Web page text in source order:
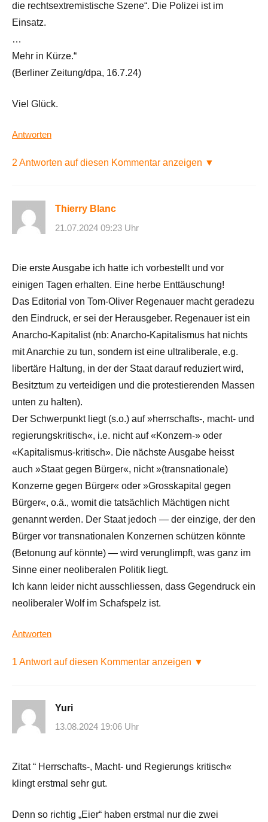
die rechtsextremistische Szene“. Die Polizei ist im
Einsatz.
…
Mehr in Kürze.“
(Berliner Zeitung/dpa, 16.7.24)
Viel Glück.
Antworten
2 Antworten auf diesen Kommentar anzeigen ▼
Thierry Blanc
21.07.2024 09:23 Uhr
Die erste Ausgabe ich hatte ich vorbestellt und vor
einigen Tagen erhalten. Eine herbe Enttäuschung!
Das Editorial von Tom-Oliver Regenauer macht geradezu
den Eindruck, er sei der Herausgeber. Regenauer ist ein
Anarcho-Kapitalist (nb: Anarcho-Kapitalismus hat nichts
mit Anarchie zu tun, sondern ist eine ultraliberale, e.g.
libertäre Haltung, in der der Staat darauf reduziert wird,
Besitztum zu verteidigen und die protestierenden Massen
unten zu halten).
Der Schwerpunkt liegt (s.o.) auf »herrschafts-, macht- und
regierungskritisch«, i.e. nicht auf «Konzern-» oder
«Kapitalismus-kritisch». Die nächste Ausgabe heisst
auch »Staat gegen Bürger«, nicht »(transnationale)
Konzerne gegen Bürger« oder »Grosskapital gegen
Bürger«, o.ä., womit die tatsächlich Mächtigen nicht
genannt werden. Der Staat jedoch — der einzige, der den
Bürger vor transnationalen Konzernen schützen könnte
(Betonung auf könnte) — wird verunglimpft, was ganz im
Sinne einer neoliberalen Politik liegt.
Ich kann leider nicht ausschliessen, dass Gegendruck ein
neoliberaler Wolf im Schafspelz ist.
Antworten
1 Antwort auf diesen Kommentar anzeigen ▼
Yuri
13.08.2024 19:06 Uhr
Zitat “ Herrschafts-, Macht- und Regierungs kritisch«
klingt erstmal sehr gut.
Denn so richtig „Eier“ haben erstmal nur die zwei